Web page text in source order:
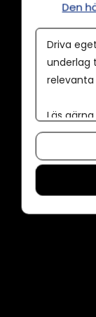
Den
Driva
underlag
relevanta
Läs
Om du